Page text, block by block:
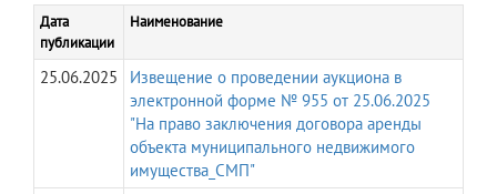
Дата
публикации
Наименование
25.06.2025
Извещение о проведении аукциона в
электронной форме № 955 от 25.06.2025
"На право заключения договора аренды
объекта муниципального недвижимого
имущества_СМП"